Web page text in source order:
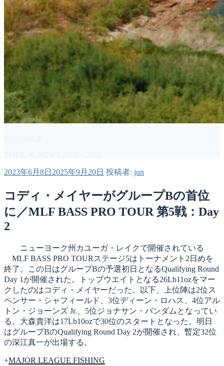
投
日:
2023年6月8日 2025年9月20日 投稿者: jun
コディ・メイヤーがグループBの首位
に／MLF BASS PRO TOUR 第5戦：Day
2
ニューヨーク州カユーガ・レイクで開催されている
MLF BASS PRO TOURステージ5はトーナメント2日めを
終了。この日はグループBの予選初日となるQualifying Round
Day 1が開催された。トップウエイトとなる26Lb11ozをマー
クしたのはコディ・メイヤーだった。以下、上位陣は2位ス
ペンサー・シャフィールド、3位ディーン・ロハス、4位アル
トン・ジョーンズ Jr.、5位ジョナサン・バンダムとなってい
る。大森貴洋は17Lb10ozで30位のスタートとなった。明日
はグループBのQualifying Round Day 2が開催され、暫定32位
の深江真一が出場する。
+MAJOR LEAGUE FISHING